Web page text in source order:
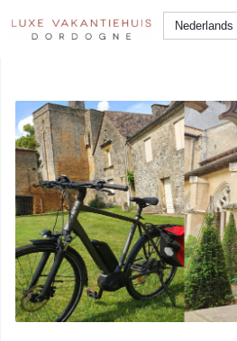
naar
Nederlands